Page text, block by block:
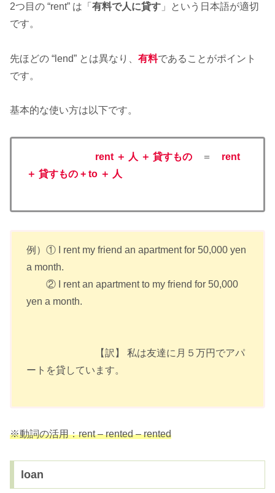
2つ目の “rent” は「 有料で人に貸す 」という日本語が適切
です。
先ほどの “lend” とは異なり、 有料であることがポイント
です。
基本的な使い方は以下です。
rent ＋ 人 ＋ 貸すもの ＝ rent
＋ 貸すもの + to ＋ 人
例）① I rent my friend an apartment for 50,000 yen
a month.
② I rent an apartment to my friend for 50,000
yen a month.
【訳】 私は友達に月５万円でアパ
ートを貸しています。
※動詞の活用：rent – rented – rented
loan